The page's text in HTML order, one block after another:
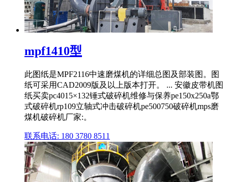
mpf1410型
此图纸是MPF2116中速磨煤机的详细总图及部装图。图
纸可采用CAD2009版及以上版本打开。 ... 安徽皮带机图
纸买卖pc4015×132锤式破碎机维修与保养pe150x250a鄂
式破碎机rp109立轴式冲击破碎机pe500750破碎机mps磨
煤机破碎机厂家:。
联系电话: 180 3780 8511